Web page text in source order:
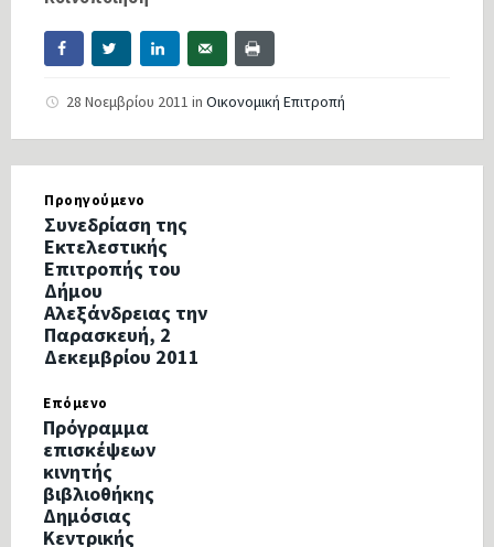
28 Νοεμβρίου 2011 in Οικονομική Επιτροπή
Προηγούμενο
Συνεδρίαση της
Εκτελεστικής
Επιτροπής του
Δήμου
Αλεξάνδρειας την
Παρασκευή, 2
Δεκεμβρίου 2011
Επόμενο
Πρόγραμμα
επισκέψεων
κινητής
βιβλιοθήκης
Δημόσιας
Κεντρικής